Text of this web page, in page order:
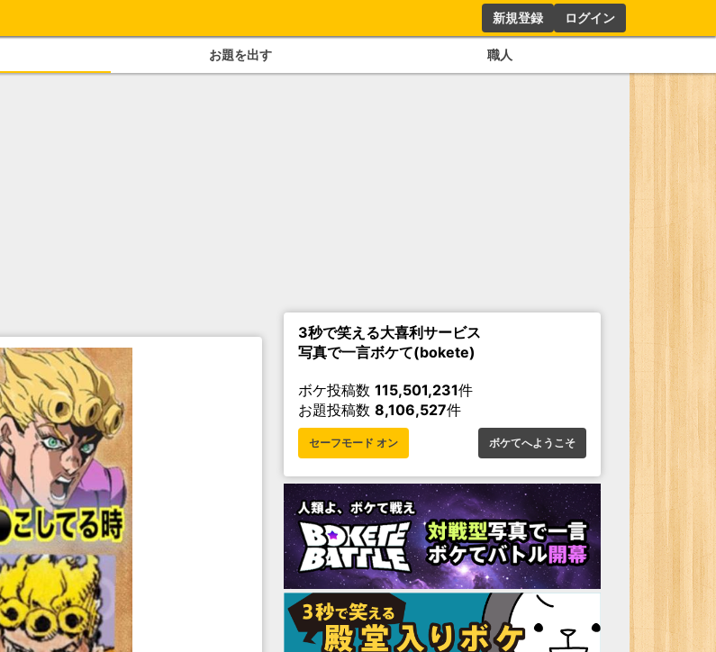
新規登録 ログイン
お題を出す 職人
3秒で笑える大喜利サービス
写真で一言ボケて(bokete)
ボケ投稿数 115,501,231件
お題投稿数 8,106,527件
セーフモード オン ボケてへようこそ